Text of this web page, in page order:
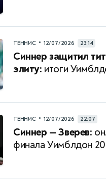
ТЕННИС • 12/07/2026 23:14
Синнер защитил
элиту: итоги
ТЕННИС • 12/07/2026 22:07
Синнер — Зверев:
финала Уимблдон